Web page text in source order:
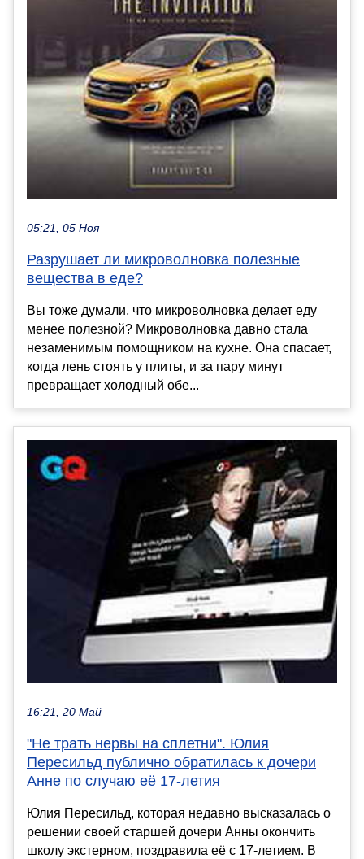
05:21, 05 Ноя
Разрушает ли микроволновка полезные
вещества в еде?
Вы тоже думали, что микроволновка делает еду
менее полезной? Микроволновка давно стала
незаменимым помощником на кухне. Она спасает,
когда лень стоять у плиты, и за пару минут
превращает холодный обе...
16:21, 20 Май
"Не трать нервы на сплетни". Юлия
Пересильд публично обратилась к дочери
Анне по случаю её 17-летия
Юлия Пересильд, которая недавно высказалась о
решении своей старшей дочери Анны окончить
школу экстерном, поздравила её с 17-летием. В